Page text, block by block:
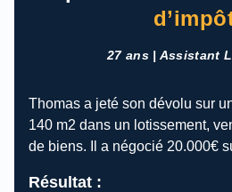
27 ans | Assistant
Thomas a jeté son dévolu sur
140 m2 dans un lotissement,
de biens. Il a négocié 20.000€
Résultat :